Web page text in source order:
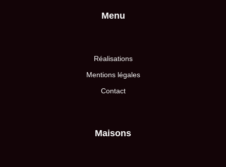
Menu
Réalisations
Mentions légales
Contact
Maisons